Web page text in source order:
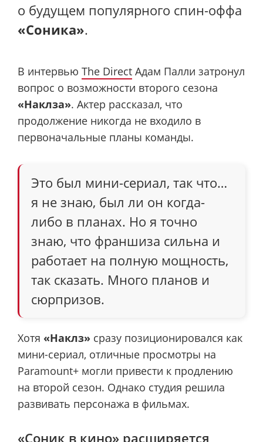
о будущем популярного спин-оффа
«Соника».
В интервью The Direct Адам Палли затронул
вопрос о возможности второго сезона
«Наклза». Актер рассказал, что
продолжение никогда не входило в
первоначальные планы команды.
Это был мини-сериал, так что…
я не знаю, был ли он когда-
либо в планах. Но я точно
знаю, что франшиза сильна и
работает на полную мощность,
так сказать. Много планов и
сюрпризов.
Хотя «Наклз» сразу позиционировался как
мини-сериал, отличные просмотры на
Paramount+ могли привести к продлению
на второй сезон. Однако студия решила
развивать персонажа в фильмах.
«Соник в кино» расширяется